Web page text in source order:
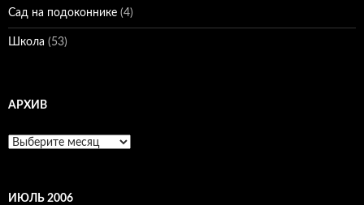
Сад на подоконнике (4)
Школа (53)
АРХИВ
Архив
ИЮЛЬ 2006